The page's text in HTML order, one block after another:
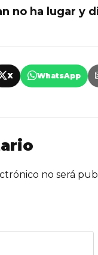
no ha lugar y
X WhatsApp
no será